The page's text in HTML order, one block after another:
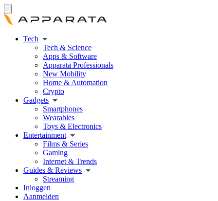
Tech
Tech & Science
Apps & Software
Apparata Professionals
New Mobility
Home & Automation
Crypto
Gadgets
Smartphones
Wearables
Toys & Electronics
Entertainment
Films & Series
Gaming
Internet & Trends
Guides & Reviews
Streaming
Inloggen
Aanmelden